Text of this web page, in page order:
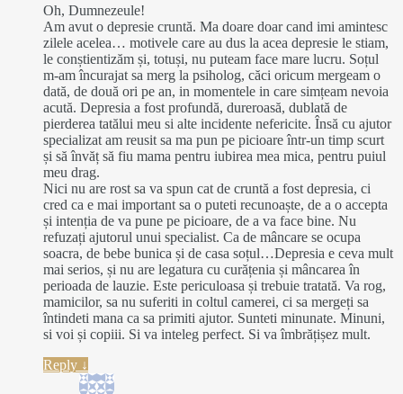
Oh, Dumnezeule!
Am avut o depresie cruntă. Ma doare doar cand imi amintesc
zilele acelea… motivele care au dus la acea depresie le stiam,
le conștientizăm și, totuși, nu puteam face mare lucru. Soțul
m-am încurajat sa merg la psiholog, căci oricum mergeam o
dată, de două ori pe an, in momentele in care simțeam nevoia
acută. Depresia a fost profundă, dureroasă, dublată de
pierderea tatălui meu si alte incidente nefericite. Însă cu ajutor
specializat am reusit sa ma pun pe picioare într-un timp scurt
și să învăț să fiu mama pentru iubirea mea mica, pentru puiul
meu drag.
Nici nu are rost sa va spun cat de cruntă a fost depresia, ci
cred ca e mai important sa o puteti recunoaște, de a o accepta
și intenția de va pune pe picioare, de a va face bine. Nu
refuzați ajutorul unui specialist. Ca de mâncare se ocupa
soacra, de bebe bunica și de casa soțul…Depresia e ceva mult
mai serios, și nu are legatura cu curățenia și mâncarea în
perioada de lauzie. Este periculoasa și trebuie tratată. Va rog,
mamicilor, sa nu suferiti in coltul camerei, ci sa mergeți sa
întindeti mana ca sa primiti ajutor. Sunteti minunate. Minuni,
si voi și copiii. Si va inteleg perfect. Si va îmbrățișez mult.
Reply ↓